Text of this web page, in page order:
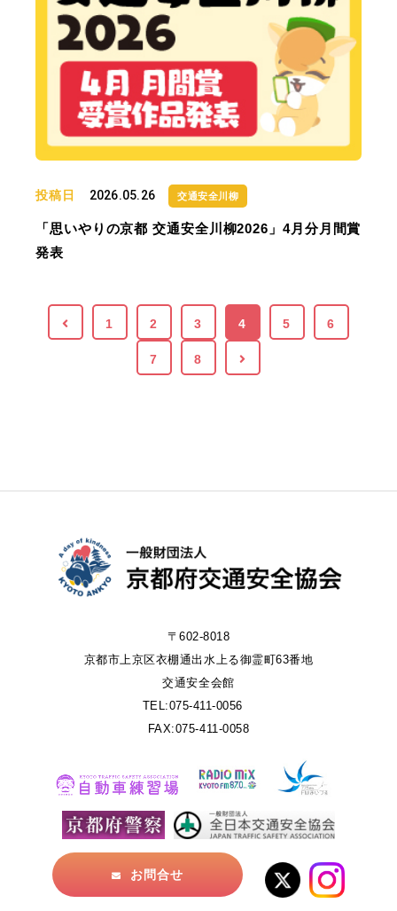
投稿日 2026.05.26 交通安全川柳
「思いやりの京都 交通安全川柳2026」4月分月間賞
発表
1 2 3 4 5 6
7 8
〒602-8018
京都市上京区衣棚通出水上る御霊町63番地
交通安全会館
TEL:075-411-0056
FAX:075-411-0058
お問合せ